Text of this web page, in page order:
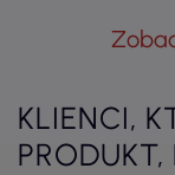
KLIENCI,